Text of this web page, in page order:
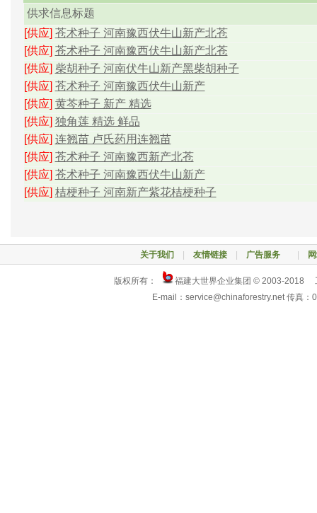
供求信息标题
[供应] 苍术种子 河南豫西伏牛山新产北苍
[供应] 苍术种子 河南豫西伏牛山新产北苍
[供应] 柴胡种子 河南伏牛山新产黑柴胡种子
[供应] 苍术种子 河南豫西伏牛山新产
[供应] 黄芩种子 新产 精选
[供应] 独角莲 精选 鲜品
[供应] 连翘苗 卢氏药用连翘苗
[供应] 苍术种子 河南豫西新产北苍
[供应] 苍术种子 河南豫西伏牛山新产
[供应] 桔梗种子 河南新产紫花桔梗种子
关于我们 友情链接| 广告服务
版权所有：
福建大世界企业集团 © 2003-2018
E-mail：service@chinaforestry.net 传真